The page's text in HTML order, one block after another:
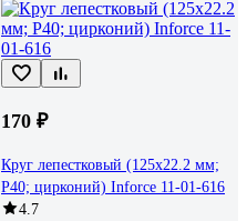
170 ₽
Круг лепестковый (125x22.2 мм;
P40; цирконий) Inforce 11-01-616
4.7